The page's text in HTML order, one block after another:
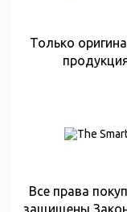
Только
Все права
защищены